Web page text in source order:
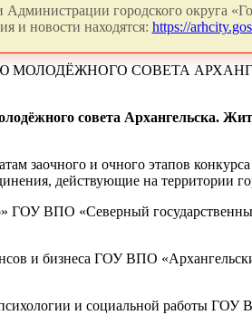
Администрации городского округа
и новости находятся: https://
СОВЕТА
совета Архангельска.
заочного и очного этапов
действующие на территории
ГОУ ВПО «Северный
и бизнеса ГОУ ВПО
психологии и социальной работы